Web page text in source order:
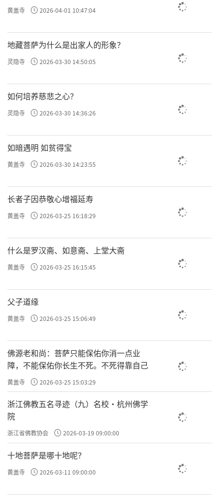
黄盖寺 2026-04-01 10:47:04
地藏菩萨为什么是出家人的形象？
灵隐寺 2026-03-30 14:50:05
如何培养慈悲之心？
灵隐寺 2026-03-30 14:36:26
如暗遇明 如贫得宝
黄盖寺 2026-03-30 14:23:55
长者子因恭敬心增福延寿
黄盖寺 2026-03-25 16:18:29
什么是罗汉斋、如意斋、上堂大斋
黄盖寺 2026-03-25 16:15:45
父子道缘
黄盖寺 2026-03-25 15:06:49
佛源老和尚：菩萨只能保佑你消一点业
障，不能保佑你长生不死。不死得靠自己
黄盖寺 2026-03-25 15:03:29
浙江佛教五名寻迹（九）名校·杭州佛学
院
浙江省佛教协会 2026-03-19 09:00:00
十地菩萨是哪十地呢？
黄盖寺 2026-03-11 09:00:00